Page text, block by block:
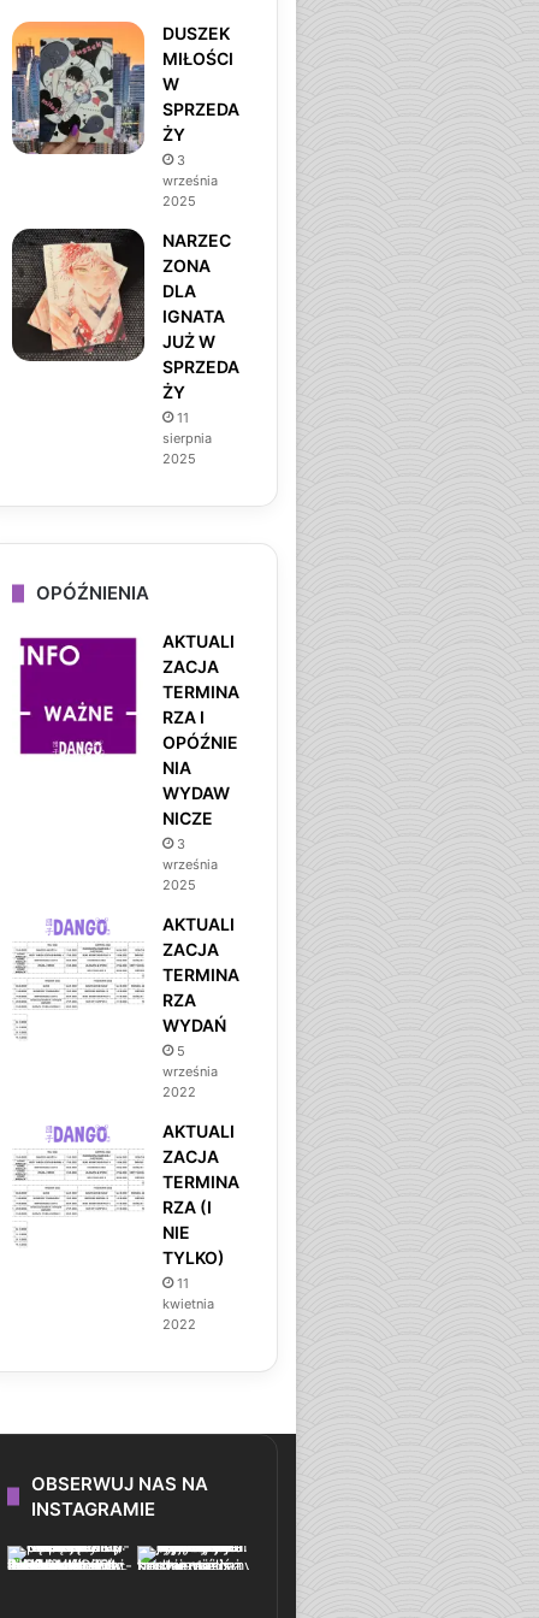
DUSZEK
MIŁOŚCI
W
SPRZEDA
ŻY
3
września
2025
NARZEC
ZONA
DLA
IGNATA
JUŻ W
SPRZEDA
ŻY
11
sierpnia
2025
OPÓŹNIENIA
AKTUALI
ZACJA
TERMINA
RZA I
OPÓŹNIE
NIA
WYDAW
NICZE
3
września
2025
AKTUALI
ZACJA
TERMINA
RZA
WYDAŃ
5
września
2022
AKTUALI
ZACJA
TERMINA
RZA (I
NIE
TYLKO)
11
kwietnia
2022
OBSERWUJ NAS NA
INSTAGRAMIE